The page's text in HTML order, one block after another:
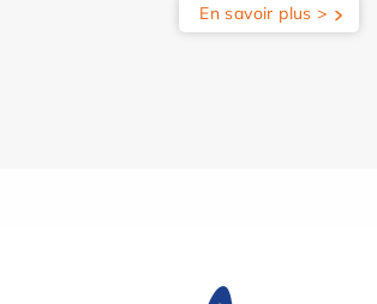
En savoir plus >